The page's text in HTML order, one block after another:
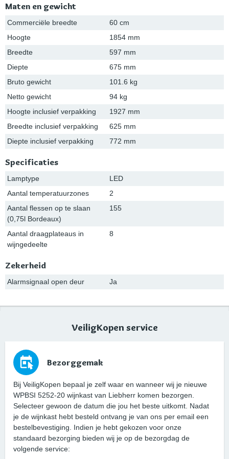
Maten en gewicht
Commerciële breedte
60 cm
Hoogte
1854 mm
Breedte
597 mm
Diepte
675 mm
Bruto gewicht
101.6 kg
Netto gewicht
94 kg
Hoogte inclusief verpakking
1927 mm
Breedte inclusief verpakking
625 mm
Diepte inclusief verpakking
772 mm
Specificaties
Lamptype
LED
Aantal temperatuurzones
2
Aantal flessen op te slaan
(0,75l Bordeaux)
155
Aantal draagplateaus in
wijngedeelte
8
Zekerheid
Alarmsignaal open deur Ja
VeiligKopen service
Bezorggemak
Bij VeiligKopen bepaal je zelf waar en wanneer wij je nieuwe
WPBSI 5252-20 wijnkast van Liebherr komen bezorgen.
Selecteer gewoon de datum die jou het beste uitkomt. Nadat
je de wijnkast hebt besteld ontvang je van ons per email een
bestelbevestiging. Indien je hebt gekozen voor onze
standaard bezorging bieden wij je op de bezorgdag de
volgende service: